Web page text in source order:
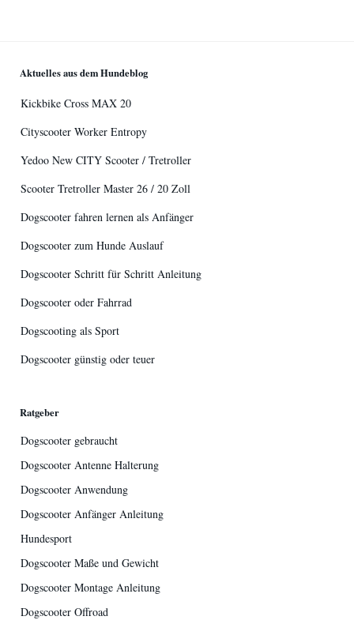
Aktuelles aus dem Hundeblog
Kickbike Cross MAX 20
Cityscooter Worker Entropy
Yedoo New CITY Scooter / Tretroller
Scooter Tretroller Master 26 / 20 Zoll
Dogscooter fahren lernen als Anfänger
Dogscooter zum Hunde Auslauf
Dogscooter Schritt für Schritt Anleitung
Dogscooter oder Fahrrad
Dogscooting als Sport
Dogscooter günstig oder teuer
Ratgeber
Dogscooter gebraucht
Dogscooter Antenne Halterung
Dogscooter Anwendung
Dogscooter Anfänger Anleitung
Hundesport
Dogscooter Maße und Gewicht
Dogscooter Montage Anleitung
Dogscooter Offroad